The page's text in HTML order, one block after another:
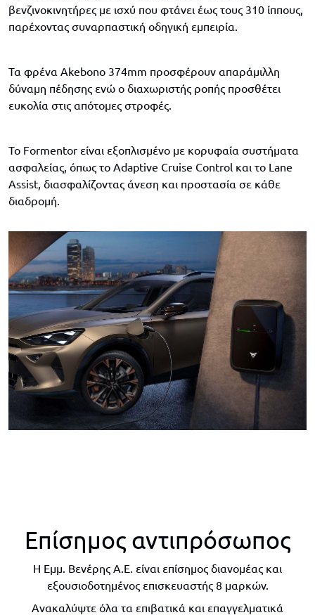
βενζινοκινητήρες με ισχύ που φτάνει έως τους 310 ίππους,
παρέχοντας συναρπαστική οδηγική εμπειρία.
Τα φρένα Akebono 374mm προσφέρουν απαράμιλλη
δύναμη πέδησης ενώ ο διαχωριστής ροπής προσθέτει
ευκολία στις απότομες στροφές.
Το Formentor είναι εξοπλισμένο με κορυφαία συστήματα
ασφαλείας, όπως το Adaptive Cruise Control και το Lane
Assist, διασφαλίζοντας άνεση και προστασία σε κάθε
διαδρομή.
Επίσημος αντιπρόσωπος
Η Εμμ. Βενέρης Α.Ε. είναι επίσημος διανομέας και
εξουσιοδοτημένος επισκευαστής 8 μαρκών.
Ανακαλύψτε όλα τα επιβατικά και επαγγελματικά